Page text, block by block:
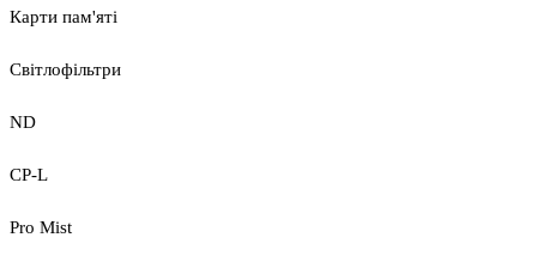
Карти пам'яті
Світлофільтри
ND
CP-L
Pro Mist